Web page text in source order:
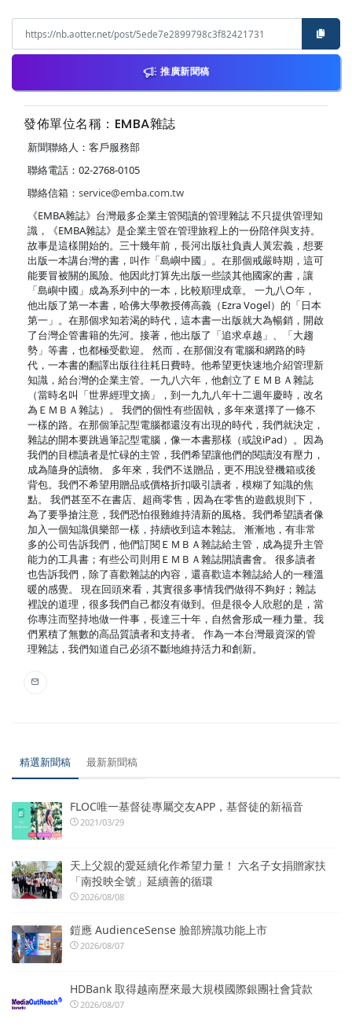
推廣新聞稿
發佈單位名稱：EMBA雜誌
新聞聯絡人：客戶服務部
聯絡電話：02-2768-0105
聯絡信箱： service@emba.com.tw
《EMBA雜誌》台灣最多企業主管閱讀的管理雜誌 不只提供管理知
識，《EMBA雜誌》是企業主管在管理旅程上的一份陪伴與支持。
故事是這樣開始的。三十幾年前，長河出版社負責人黃宏義，想要
出版一本講台灣的書，叫作「島嶼中國」。在那個戒嚴時期，這可
能要冒被關的風險。他因此打算先出版一些談其他國家的書，讓
「島嶼中國」成為系列中的一本，比較順理成章。 一九八○年，
他出版了第一本書，哈佛大學教授傅高義（Ezra Vogel）的「日本
第一」。在那個求知若渴的時代，這本書一出版就大為暢銷，開啟
了台灣企管書籍的先河。接著，他出版了「追求卓越」、「大趨
勢」等書，也都極受歡迎。 然而，在那個沒有電腦和網路的時
代，一本書的翻譯出版往往耗日費時。他希望更快速地介紹管理新
知識，給台灣的企業主管。一九八六年，他創立了ＥＭＢＡ雜誌
（當時名叫「世界經理文摘」，到一九九八年十二週年慶時，改名
為ＥＭＢＡ雜誌）。 我們的個性有些固執，多年來選擇了一條不
一樣的路。在那個筆記型電腦都還沒有出現的時代，我們就決定，
雜誌的開本要跳過筆記型電腦，像一本書那樣（或說iPad）。因為
我們的目標讀者是忙碌的主管，我們希望讓他們的閱讀沒有壓力，
成為隨身的讀物。 多年來，我們不送贈品，更不用說登機箱或後
背包。我們不希望用贈品或價格折扣吸引讀者，模糊了知識的焦
點。 我們甚至不在書店、超商零售，因為在零售的遊戲規則下，
為了要爭搶注意，我們恐怕很難維持清新的風格。我們希望讀者像
加入一個知識俱樂部一樣，持續收到這本雜誌。 漸漸地，有非常
多的公司告訴我們，他們訂閱ＥＭＢＡ雜誌給主管，成為提升主管
能力的工具書；有些公司則用ＥＭＢＡ雜誌開讀書會。 很多讀者
也告訴我們，除了喜歡雜誌的內容，還喜歡這本雜誌給人的一種溫
暖的感覺。 現在回頭來看，其實很多事情我們做得不夠好；雜誌
裡說的道理，很多我們自己都沒有做到。但是很令人欣慰的是，當
你專注而堅持地做一件事，長達三十年，自然會形成一種力量。我
們累積了無數的高品質讀者和支持者。 作為一本台灣最資深的管
理雜誌，我們知道自己必須不斷地維持活力和創新。
精選新聞稿 最新新聞稿
FLOC唯一基督徒專屬交友APP，基督徒的新福音
2021/03/29
天上父親的愛延續化作希望力量！ 六名子女捐贈家扶
「南投映全號」延續善的循環
2026/08/08
鎧應 AudienceSense 臉部辨識功能上市
2026/08/07
HDBank 取得越南歷來最大規模國際銀團社會貸款
2026/08/07